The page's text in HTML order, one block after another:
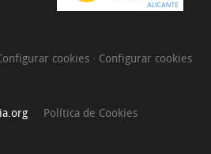
cookies · Configurar cookies
Política de Cookies